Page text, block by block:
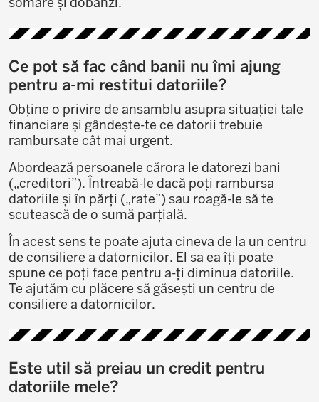
Ce pot să fac când banii nu îmi ajung
pentru a-mi restitui datoriile?
Obține o privire de ansamblu asupra situației tale
financiare și gândește-te ce datorii trebuie
rambursate cât mai urgent.
Abordează persoanele cărora le datorezi bani
(„creditori”). Întreabă-le dacă poți rambursa
datoriile și în părți („rate”) sau roagă-le să te
scutească de o sumă parțială.
În acest sens te poate ajuta cineva de la un centru
de consiliere a datornicilor. El sa ea îți poate
spune ce poți face pentru a-ți diminua datoriile.
Te ajutăm cu plăcere să găsești un centru de
consiliere a datornicilor.
Este util să preiau un credit pentru
datoriile mele?